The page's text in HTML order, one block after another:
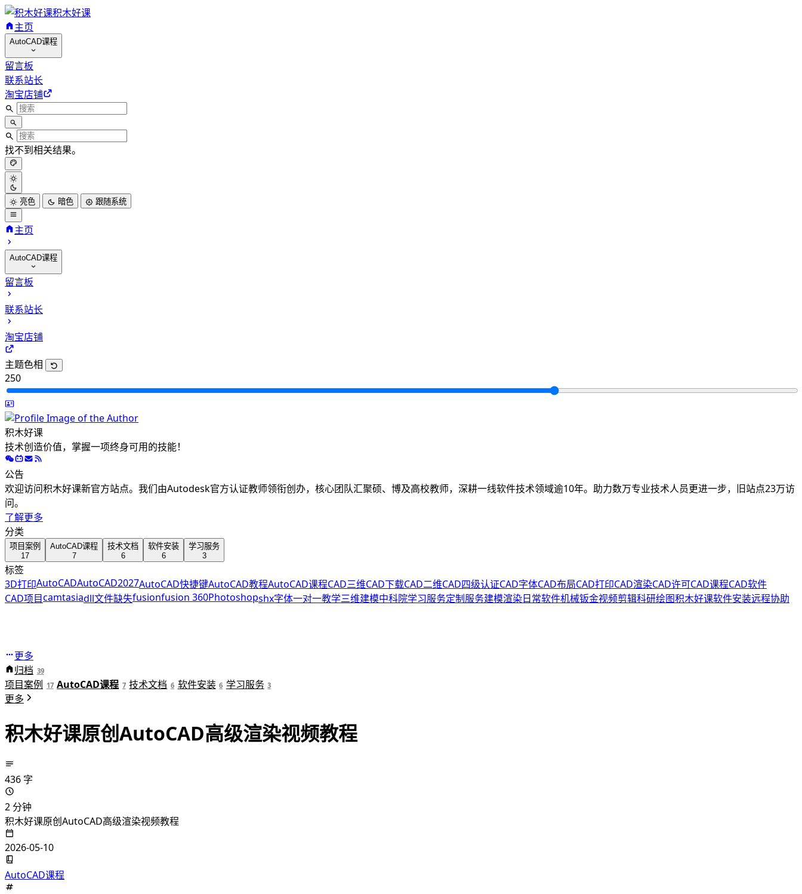
积木好课
主页
AutoCAD课程
留言板
联系站长
淘宝店铺
找不到相关结果。
亮色 暗色 跟随系统
主页
AutoCAD课程
CAD二维基础课程
CAD三维建模课程
CAD高级渲染课程
CAD机械四级考试
留言板
联系站长
淘宝店铺
主题色相
250
积木好课
技术创造价值，掌握一项终身可用的技能！
公告
欢迎访问积木好课新官方站点。我们由Autodesk官方认证教师领衔创办，核心团队汇聚硕、博及高校教师，深耕一线软件技术领域逾10年。助力数万专业技术人员更进一步，旧站点23万访
问。
了解更多
分类
项目案例
17
AutoCAD课程
7
技术文档
6
软件安装
6
学习服务
3
标签
3D打印AutoCADAutoCAD2027AutoCAD快捷键AutoCAD教程AutoCAD课程CAD三维CAD下载CAD二维CAD四级认证CAD字体CAD布局CAD打印CAD渲染CAD许可CAD课程CAD软件
CAD项目camtasiadll文件缺失fusionfusion 360Photoshopshx字体一对一教学三维建模中科院学习服务定制服务建模渲染日常软件机械钣金视频剪辑科研绘图积木好课软件安装远程协助
更多
归档 39
项目案例 17 AutoCAD课程 7 技术文档 6 软件安装 6 学习服务 3
更多
积木好课原创AutoCAD高级渲染视频教程
436 字
2 分钟
积木好课原创AutoCAD高级渲染视频教程
2026-05-10
AutoCAD课程